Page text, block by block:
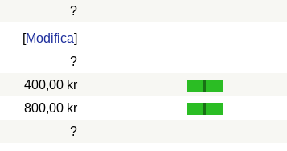
?
[Modifica]
?
400,00 kr
800,00 kr
?